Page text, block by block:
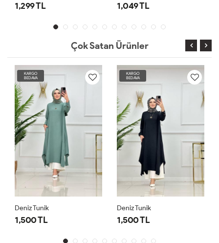
1,299 TL 1,049 TL
Çok Satan Ürünler
KARGO
BEDAVA
Deniz Tunik
1,500 TL
KARGO
BEDAVA
Deniz Tunik
1,500 TL